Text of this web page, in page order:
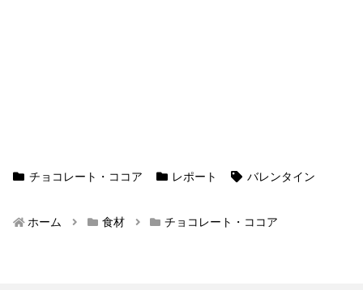
チョコレート・ココア レポート バレンタイン
ホーム 食材 チョコレート・ココア